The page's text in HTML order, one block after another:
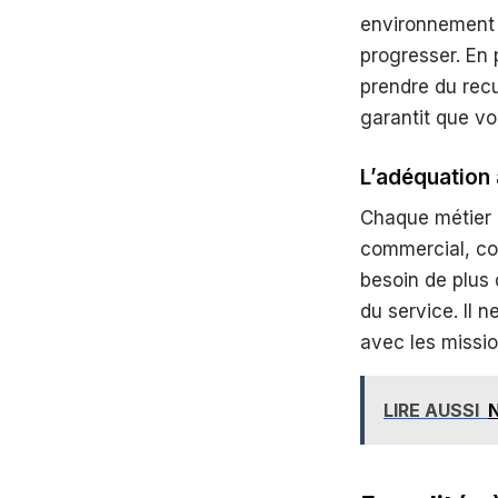
progresser.
prendre du
garantit que
Chaque
commercial,
besoin de plus
du service. Il
avec les
LIRE AUSSI